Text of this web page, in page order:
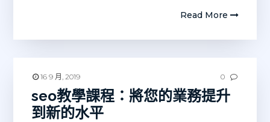
Read More
16 9 月, 2019 0
seo教學課程：將您的業務提升
到新的水平